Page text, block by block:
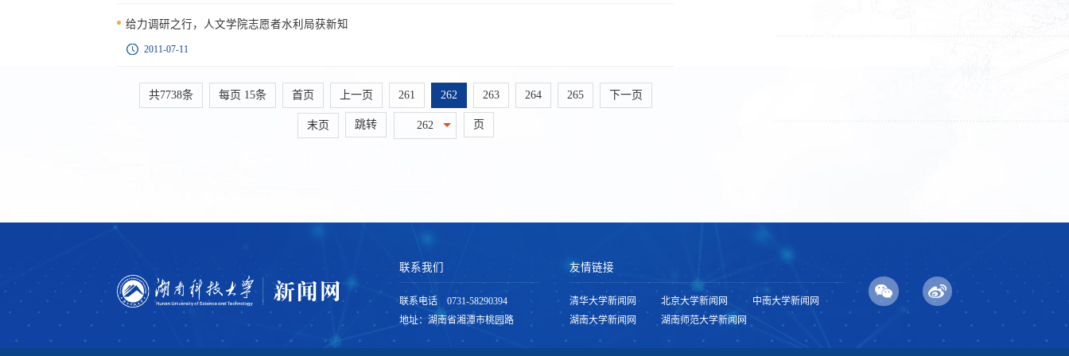
给力调研之行，人文学院志愿者水利局获新知
2011-07-11
共7738条 每页 15条 首页 上一页 261 262 263 264 265 下一页
末页 跳转 262 页
联系我们
联系电话 0731-58290394
地址：湖南省湘潭市桃园路
友情链接
清华大学新闻网 北京大学新闻网
中南大学新闻网
湖南大学新闻网
湖南师范大学新闻网